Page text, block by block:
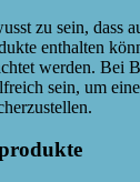
zu sein, dass
enthalten
werden. Bei
sein, um